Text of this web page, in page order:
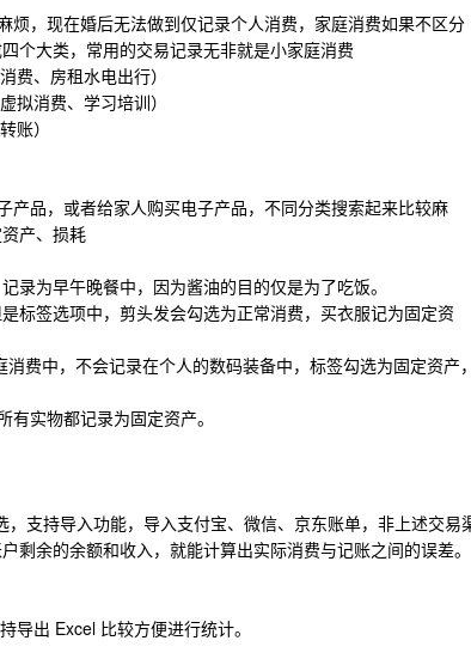
烦，现在婚后无法做到仅记录个人消费，家庭消费如果不区分
个大类，常用的交易记录无非就是小家庭消费
费、房租水电出行）
拟消费、学习培训）
账）
产品，或者给家人购买电子产品，不同分类搜索起来比较麻
产、损耗
录为早午晚餐中，因为酱油的目的仅是为了吃饭。
标签选项中，剪头发会勾选为正常消费，买衣服记为固定资
费中，不会记录在个人的数码装备中，标签勾选为固定资产
实物都记录为固定资产。
支持导入功能，导入支付宝、微信、京东账单，非上述交易
剩余的余额和收入，就能计算出实际消费与记账之间的误差。
导出 Excel 比较方便进行统计。